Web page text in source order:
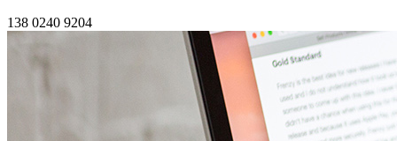
138 0240 9204